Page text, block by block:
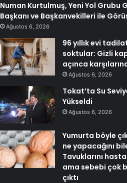
Numan Kurtulmuş, Yeni Yol Grubu
Başkanı ve Başkanvekilleri ile
Ağustos 6, 2026
96 yıllık evi
soktular: Gizli
açınca
Ağustos 6, 2026
Tokat’ta Su
Yükseldi
Ağustos 6, 2026
Yumurta böyle
ne yapacağını
Tavuklarını
ama sebebi çok
çıktı